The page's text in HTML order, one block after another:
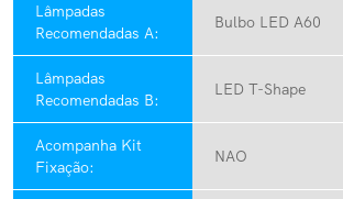
Lâmpadas
Recomendadas A:
Bulbo LED A60
Lâmpadas
Recomendadas B:
LED T-Shape
Acompanha Kit
Fixação:
NAO